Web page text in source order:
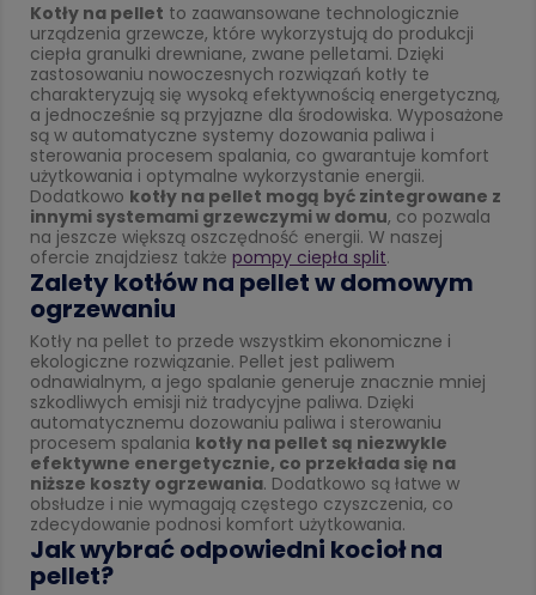
Kotły na pellet to zaawansowane technologicznie
urządzenia grzewcze, które wykorzystują do produkcji
ciepła granulki drewniane, zwane pelletami. Dzięki
zastosowaniu nowoczesnych rozwiązań kotły te
charakteryzują się wysoką efektywnością energetyczną,
a jednocześnie są przyjazne dla środowiska. Wyposażone
są w automatyczne systemy dozowania paliwa i
sterowania procesem spalania, co gwarantuje komfort
użytkowania i optymalne wykorzystanie energii.
Dodatkowo kotły na pellet mogą być zintegrowane z
innymi systemami grzewczymi w domu, co pozwala
na jeszcze większą oszczędność energii. W naszej
ofercie znajdziesz także pompy ciepła split.
Zalety kotłów na pellet w domowym
ogrzewaniu
Kotły na pellet to przede wszystkim ekonomiczne i
ekologiczne rozwiązanie. Pellet jest paliwem
odnawialnym, a jego spalanie generuje znacznie mniej
szkodliwych emisji niż tradycyjne paliwa. Dzięki
automatycznemu dozowaniu paliwa i sterowaniu
procesem spalania kotły na pellet są niezwykle
efektywne energetycznie, co przekłada się na
niższe koszty ogrzewania. Dodatkowo są łatwe w
obsłudze i nie wymagają częstego czyszczenia, co
zdecydowanie podnosi komfort użytkowania.
Jak wybrać odpowiedni kocioł na
pellet?